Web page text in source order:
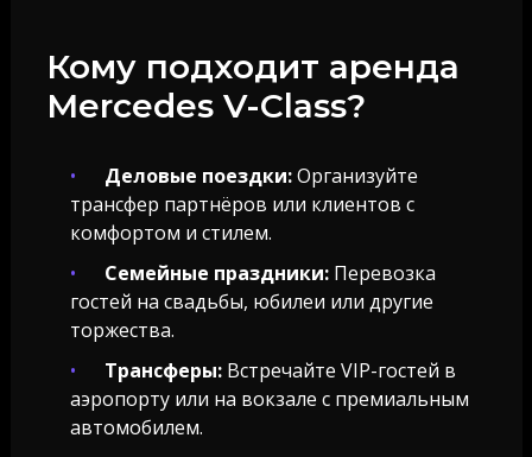
Кому подходит аренда
Mercedes V-Class?
Деловые поездки:Организуйте
трансфер партнёров или клиентов с
комфортом и стилем.
Семейные праздники:Перевозка
гостей на свадьбы, юбилеи или другие
торжества.
Трансферы:Встречайте VIP-гостей в
аэропорту или на вокзале с премиальным
автомобилем.